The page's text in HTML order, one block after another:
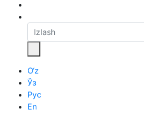
O‘z
Ўз
Рус
En